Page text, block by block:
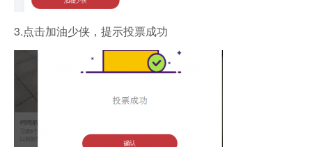
3.点击加油少侠，提示投票成功